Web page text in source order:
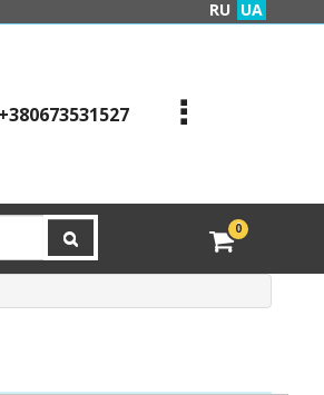
RU UA
+380673531527
работы c
вул. Куренівсь
до 16:00
0